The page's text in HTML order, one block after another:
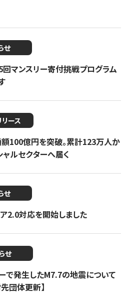
せ
回マンスリー寄付挑戦プログラム
ース
額100億円を突破。累計123万人か
ルセクターへ届く
せ
2.0対応を開始しました
せ
で発生したM7.7の地震について
団体更新】